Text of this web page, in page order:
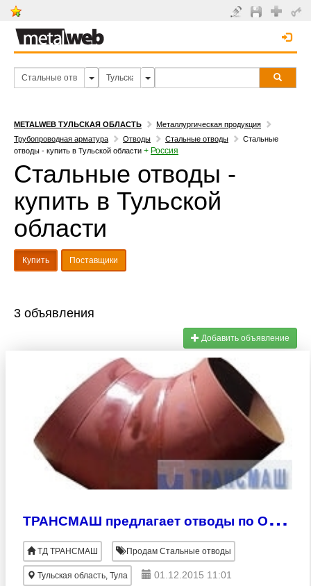
METALWEB ТУЛЬСКАЯ ОБЛАСТЬ
Металлургическая продукция
Трубопроводная арматура
Отводы Стальные отводы
Стальные
отводы - купить в Тульской области + Россия
Стальные отводы -
купить в Тульской
области
Купить Поставщики
3 объявления
Добавить объявление
Т
РАНСМАШ предлагает отводы по ОСТу
ТД ТРАНСМАШ Продам Стальные отводы
Тульская область, Тула
01.12.2015 11:01